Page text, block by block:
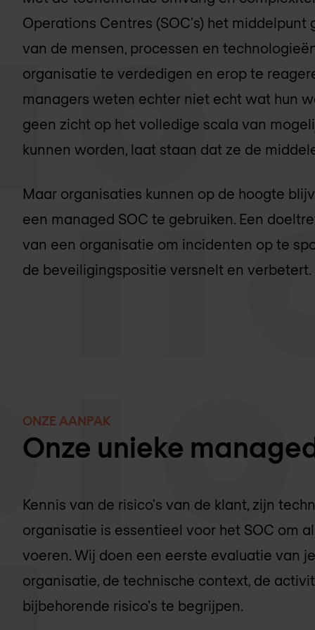
Operations Centres (SOC's) het
van de mensen, processen en
organisatie te verdedigen en erop te
managers weten echter niet echt wat hun
geen zicht op het volledige scala van
kunnen worden, laat staan dat ze de
Maar organisaties kunnen op de hoogte
een managed SOC te gebruiken. Een
van een organisatie om incidenten op te
de beveiligingspositie versnelt en verbetert.
ONZE AANPAK
Onze unieke
Kennis van de risico's van de klant, zijn
organisatie is essentieel voor het SOC om
voeren. Wij doen een eerste evaluatie van
organisatie, de technische context, de
bijbehorende risico's te begrijpen.